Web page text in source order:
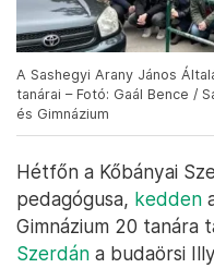
A Sashegyi Arany János
tanárai – Fotó: Gaál Bence /
és Gimnázium
Hétfőn a Kőbányai
pedagógusa, kedden
Gimnázium 20 tanára
Szerdán a budaörsi